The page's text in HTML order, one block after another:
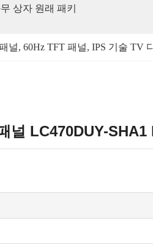
상자 원래 패키
널, 60Hz TFT 패널, IPS 기술 TV
널 LC470DUY-